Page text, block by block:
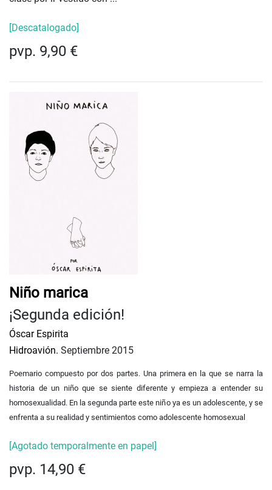
[Descatalogado]
pvp. 9,90 €
Niño marica
¡Segunda edición!
Óscar Espirita
Hidroavión. Septiembre 2015
Poemario compuesto por dos partes. Una primera en la que se narra la
historia de un niño que se siente diferente y empieza a entender su
homosexualidad. En la segunda parte este niño ya es un adolescente, y se
enfrenta a su realidad y sentimientos como adolescente homosexual
[Agotado temporalmente en papel]
pvp. 14,90 €